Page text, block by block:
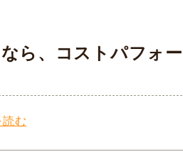
ら、コストパフォ
む